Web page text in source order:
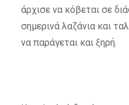
άρχισε να κόβεται σε
σημερινά λαζάνια και
να παράγεται και ξηρή.